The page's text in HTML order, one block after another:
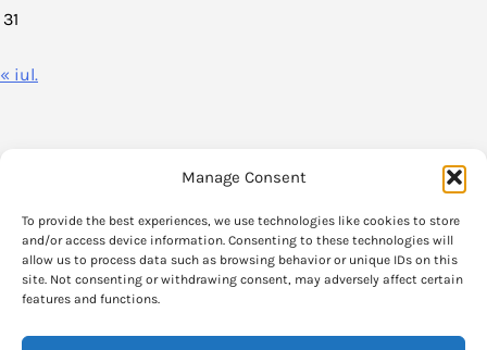
Manage Consent
To provide the best experiences, we use technologies like cookies to store
and/or access device information. Consenting to these technologies will
allow us to process data such as browsing behavior or unique IDs on this
site. Not consenting or withdrawing consent, may adversely affect certain
features and functions.
31
« iul.
Romania.
Informatia care se gaseste pe VoxPolitica.ro si parerile exprimate in aceste
articole apartin strict autorilor originali.